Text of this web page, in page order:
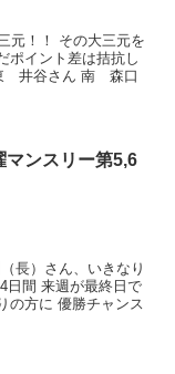
元！！ その大三元を
ポイント差は拮抗し
井谷さん 南 森口
マンスリー第5,6
長）さん、いきなり
日間 来週が最終日で
の方に 優勝チャンス